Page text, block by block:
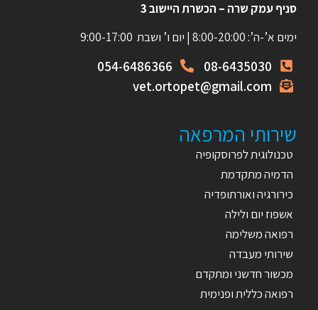
סניף עמק שרה – הכשרת היישוב 3
ימים א’-ה’: 8:00-20:00 | יום ו’ ושבת 9:00-17:00
08-6435030
054-6486366
vet.ortopet@gmail.com
שירותי המרפאה
טכנולוגית לפרוסקופיה
הדמיה מתקדמת
כירורגיה ואורתופדיה
אשפוז יום ולילה
רפואה משלימה
שירותי מעבדה
מכשור חדשני ומתקדם
רפואה כללית ופנימית